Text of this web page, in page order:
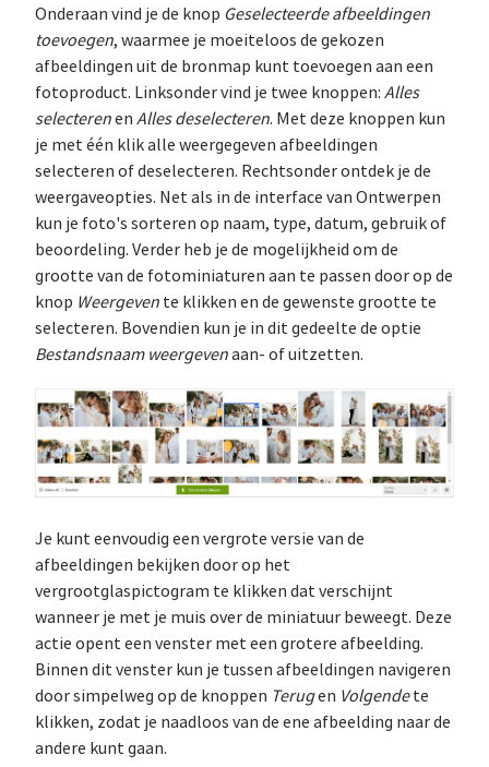
Onderaan vind je de knop Geselecteerde afbeeldingen
toevoegen, waarmee je moeiteloos de gekozen
afbeeldingen uit de bronmap kunt toevoegen aan een
fotoproduct. Linksonder vind je twee knoppen: Alles
selecterenen Alles deselecteren. Met deze knoppen kun
je met één klik alle weergegeven afbeeldingen
selecteren of deselecteren. Rechtsonder ontdek je de
weergaveopties. Net als in de interface van Ontwerpen
kun je foto's sorteren op naam, type, datum, gebruik of
beoordeling. Verder heb je de mogelijkheid om de
grootte van de fotominiaturen aan te passen door op de
knop Weergeven te klikken en de gewenste grootte te
selecteren. Bovendien kun je in dit gedeelte de optie
Bestandsnaam weergevenaan- of uitzetten.
Je kunt eenvoudig een vergrote versie van de
afbeeldingen bekijken door op het
vergrootglaspictogram te klikken dat verschijnt
wanneer je met je muis over de miniatuur beweegt. Deze
actie opent een venster met een grotere afbeelding.
Binnen dit venster kun je tussen afbeeldingen navigeren
door simpelweg op de knoppen Terugen Volgendete
klikken, zodat je naadloos van de ene afbeelding naar de
andere kunt gaan.